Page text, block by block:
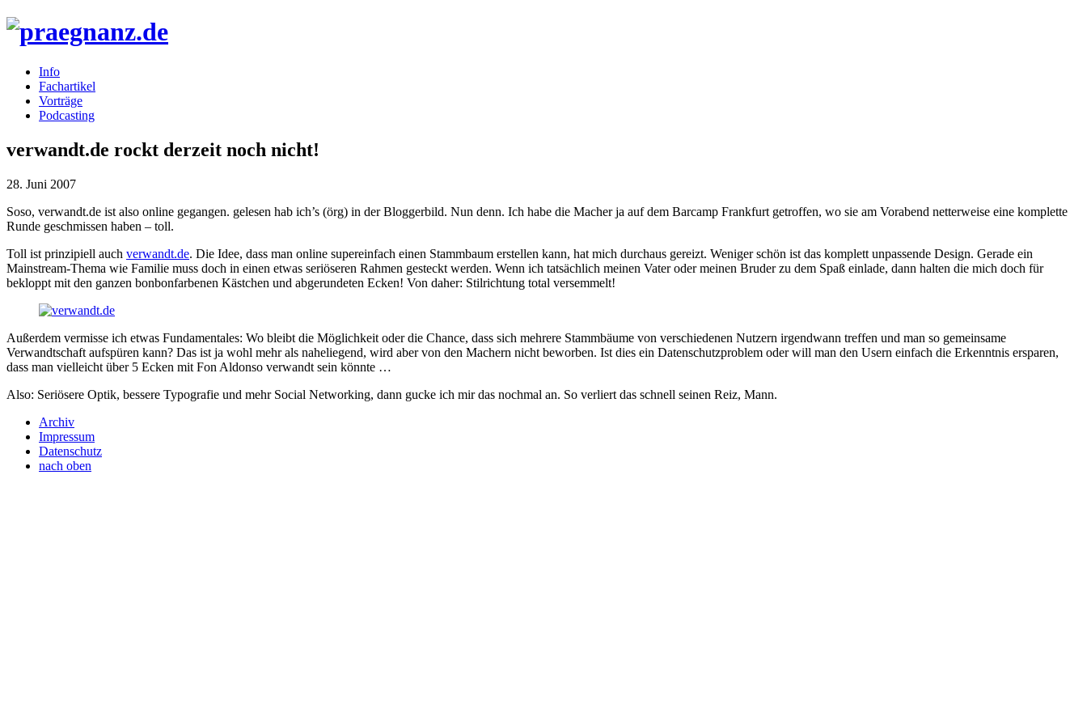
Info
Fachartikel
Vorträge
Podcasting
verwandt.de rockt derzeit noch nicht!
28. Juni 2007
Soso, verwandt.de ist also online gegangen. gelesen hab ich’s (örg) in der Bloggerbild. Nun denn. Ich habe die Macher ja auf dem Barcamp Frankfurt getroffen, wo sie am Vorabend netterweise eine komplette
Runde geschmissen haben – toll.
Toll ist prinzipiell auch verwandt.de. Die Idee, dass man online supereinfach einen Stammbaum erstellen kann, hat mich durchaus gereizt. Weniger schön ist das komplett unpassende Design. Gerade ein
Mainstream-Thema wie Familie muss doch in einen etwas seriöseren Rahmen gesteckt werden. Wenn ich tatsächlich meinen Vater oder meinen Bruder zu dem Spaß einlade, dann halten die mich doch für
bekloppt mit den ganzen bonbonfarbenen Kästchen und abgerundeten Ecken! Von daher: Stilrichtung total versemmelt!
Außerdem vermisse ich etwas Fundamentales: Wo bleibt die Möglichkeit oder die Chance, dass sich mehrere Stammbäume von verschiedenen Nutzern irgendwann treffen und man so gemeinsame
Verwandtschaft aufspüren kann? Das ist ja wohl mehr als naheliegend, wird aber von den Machern nicht beworben. Ist dies ein Datenschutzproblem oder will man den Usern einfach die Erkenntnis ersparen,
dass man vielleicht über 5 Ecken mit Fon Aldonso verwandt sein könnte …
Also: Seriösere Optik, bessere Typografie und mehr Social Networking, dann gucke ich mir das nochmal an. So verliert das schnell seinen Reiz, Mann.
Archiv
Impressum
Datenschutz
nach oben